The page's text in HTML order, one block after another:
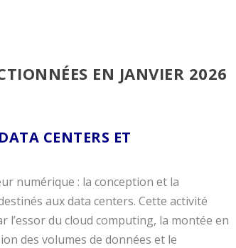
EN JANVIER 2026
CENTERS ET
numérique : la conception et la
aux data centers. Cette activité
du cloud computing, la montée en
des volumes de données et le